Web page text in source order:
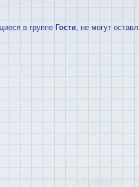
в группе Гости, не могут